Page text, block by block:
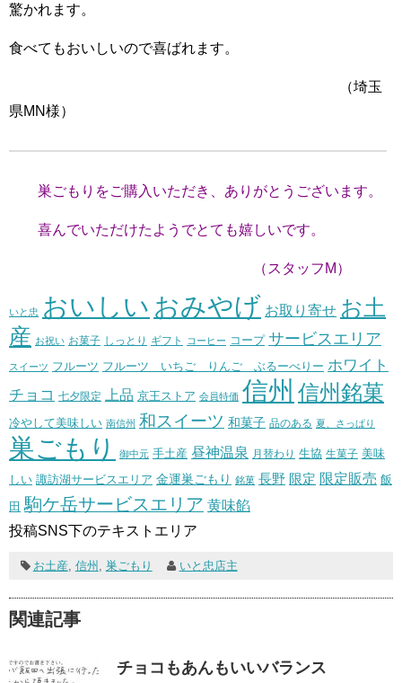
驚かれます。
食べてもおいしいので喜ばれます。
（埼玉
県MN様）
巣ごもりをご購入いただき、ありがとうございます。
喜んでいただけたようでとても嬉しいです。
（スタッフM）
いと忠 おいしい おみやげ お取り寄せ お土
産 お祝い お菓子 しっとり ギフト コーヒー コープ サービスエリア
スイーツ フルーツ フルーツ いちご りんご ぶるーべりー ホワイト
チョコ 七夕限定 上品 京王ストア 会員特価 信州 信州銘菓
冷やして美味しい 南信州 和スイーツ 和菓子 品のある 夏、さっぱり
巣ごもり 御中元 手土産 昼神温泉 月替わり 生協 生菓子 美味
しい 諏訪湖サービスエリア 金運巣ごもり 銘菓 長野 限定 限定販売 飯
田 駒ケ岳サービスエリア 黄味餡
投稿SNS下のテキストエリア
お土産 信州 巣ごもり いと忠店主
関連記事
チョコもあんもいいバランス